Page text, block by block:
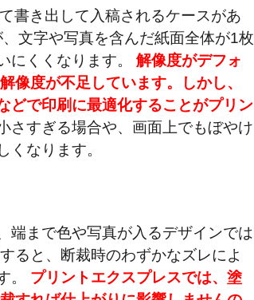
書き出して入稿されるケースがあ
文字や写真を含んだ紙面全体が1枚
くくなります。
解像度がデフォ
像度が不足しています。しかし、
どで印刷に最適化することがプリン
さすぎる場合や、画面上でもぼやけ
なります。
端まで色や写真が入るデザインでは
ると、断裁時のわずかなズレによ
。
プリントエクスプレスでは、塗